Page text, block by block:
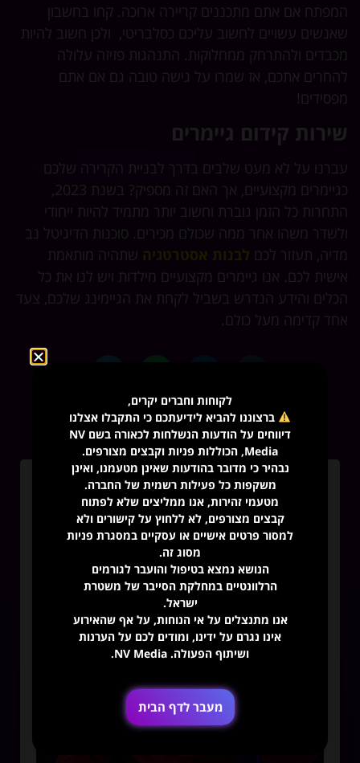
המפתח אם אתם מתכננים קריירה ארוכה. קחו בחשבון
שאנשים עשויים לחשוב עליכם כסלבריטי, ולכן חשוב להיות
מכבדים ולהתרחק ממחלוקות. התנהגות פזיזה עלולה
להחרים אתכם, אז שמרו על גישה טובה גם אם אתם
מפסידים!
שירות קידום גיימרים
עברנו על לא מעט שלבים בדרך לבניית הקרירה שלכם
כגיימרים מקצועיים, אך האם זה מספיק? בשנת 2023,
התחרות כל הזמן גוברת וחשוב יותר מתמיד להיות ייחודי
ולשדר משהו אחר ממה שכולם מכירים. סוכנות הדיגיטל נב
מדיה, תעזור לכם
שתהיה מותאמת
אישית לכם. אנו גיימרים מקצועיים מילדות ויש לנו את כל
הכלים והידע הנדרש בשביל לקחת את הגיימינג שלכם, צעד
אחד קדימה מעל כולם.
מאמרים אחרונים
לקוחות וחברים יקרים,
ברצוננו להביא לידיעתכם כי התקבלו אצלנו
דיווחים על הודעות הנשלחות לכאורה בשם NV
Media, הכוללות פניות וקבצים מצורפים.
נבהיר כי מדובר בהודעות שאינן מטעמנו, ואינן
משקפות כל פעילות רשמית של החברה.
מטעמי זהירות, אנו ממליצים שלא לפתוח
קבצים מצורפים, לא ללחוץ על קישורים ולא
למסור פרטים אישיים או עסקיים במסגרת פניות
מסוג זה.
הנושא נמצא בטיפול והועבר לגורמים
הרלוונטיים במחלקת הסייבר של משטרת
ישראל.
אנו מתנצלים על אי הנוחות, על אף שהאירוע
אינו נגרם על ידינו, ומודים לכם על הערנות
ושיתוף הפעולה. NV Media.
מעבר לדף הבית